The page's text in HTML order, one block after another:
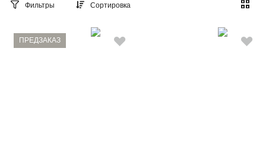
Фильтры Сортировка
ПРЕДЗАКАЗ